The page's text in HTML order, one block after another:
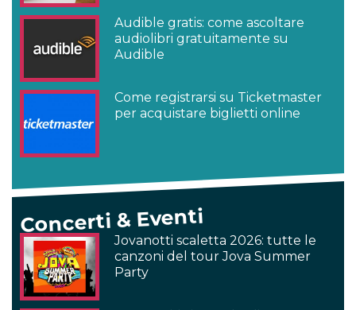
Audible gratis: come ascoltare
audiolibri gratuitamente su
Audible
Come registrarsi su Ticketmaster
per acquistare biglietti online
Concerti & Eventi
Jovanotti scaletta 2026: tutte le
canzoni del tour Jova Summer
Party